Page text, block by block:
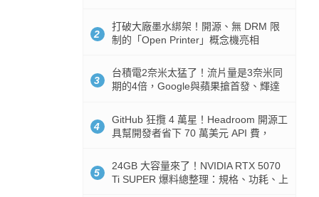
2
打破大廠墨水綁架！開源、無 DRM 限
制的「Open Printer」概念機亮相
3
台積電2奈米太猛了！流片量是3奈米同
期的4倍，Google與蘋果搶首發、輝達
4
GitHub 狂攬 4 萬星！Headroom 開源工
具幫開發者省下 70 萬美元 API 費，
5
24GB 大容量來了！NVIDIA RTX 5070
Ti SUPER 爆料總整理：規格、功耗、上